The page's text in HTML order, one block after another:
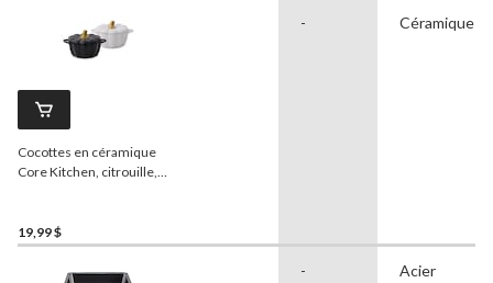
Cocottes en céramique
Core Kitchen, citrouille,
19,99 $
- Céramique
- Acier